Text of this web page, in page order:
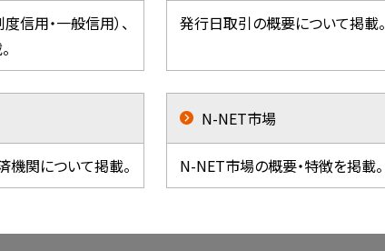
信用・一般信用）、
発行日取引の概要について掲載。
機関について掲載。
N-NET市場
N-NET市場の概要・特徴を掲載。